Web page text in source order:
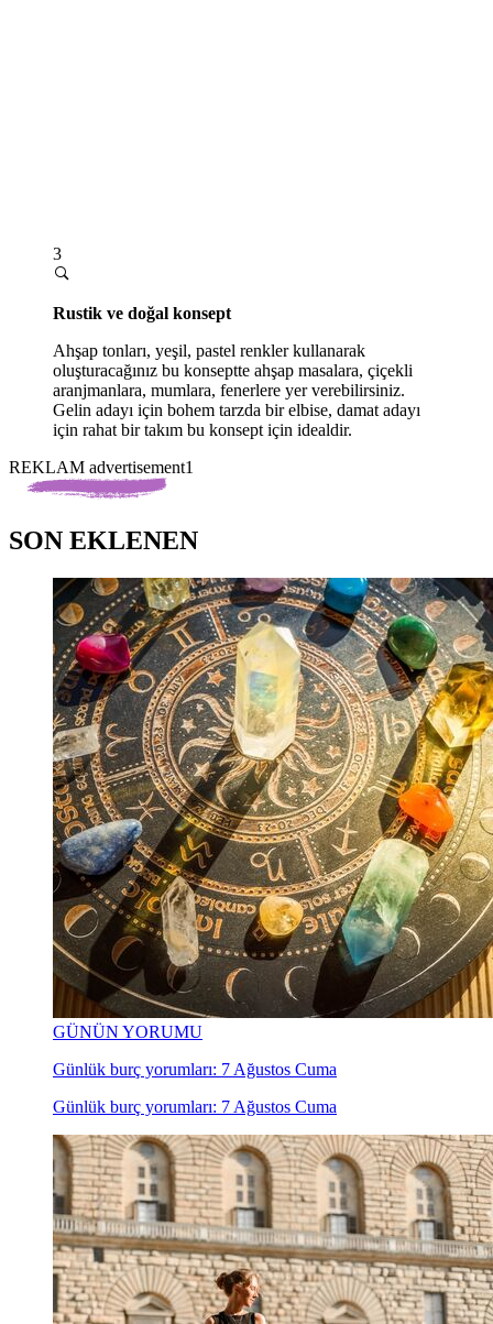
3
Rustik ve doğal konsept
Ahşap tonları, yeşil, pastel renkler kullanarak
oluşturacağınız bu konseptte ahşap masalara, çiçekli
aranjmanlara, mumlara, fenerlere yer verebilirsiniz.
Gelin adayı için bohem tarzda bir elbise, damat adayı
için rahat bir takım bu konsept için idealdir.
REKLAM advertisement1
SON EKLENEN
GÜNÜN YORUMU
Günlük burç yorumları: 7 Ağustos Cuma
Günlük burç yorumları: 7 Ağustos Cuma